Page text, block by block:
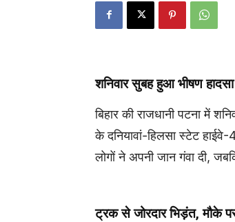
शनिवार सुबह हुआ भीषण हादसा
बिहार की राजधानी पटना में
के दनियावां-हिलसा स्टेट
लोगों ने अपनी जान गंवा दी,
ट्रक से जोरदार भिड़ंत, मौके